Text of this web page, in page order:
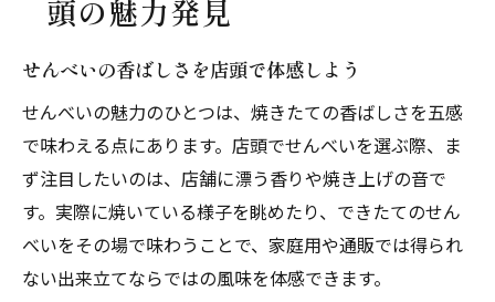
職人技が光るせんべいを店頭で堪能しよう
せんべいの歴史と伝統を店頭で感じる方法
手焼きせんべいの魅力を店頭で体感しよう
昔ながらのせんべい製法を店頭で再発見
手土産なら店頭で選ぶせんべいが安心
贈答用せんべいは店頭選びが信頼の証
手土産に喜ばれるせんべいは店頭で厳選
失敗しないせんべい選びは店頭が安心
頭の魅力発見
せんべいの香ばしさを店頭で体感しよう
せんべいの魅力のひとつは、焼きたての香ばしさを五感
で味わえる点にあります。店頭でせんべいを選ぶ際、ま
ず注目したいのは、店舗に漂う香りや焼き上げの音で
す。実際に焼いている様子を眺めたり、できたてのせん
べいをその場で味わうことで、家庭用や通販では得られ
ない出来立てならではの風味を体感できます。